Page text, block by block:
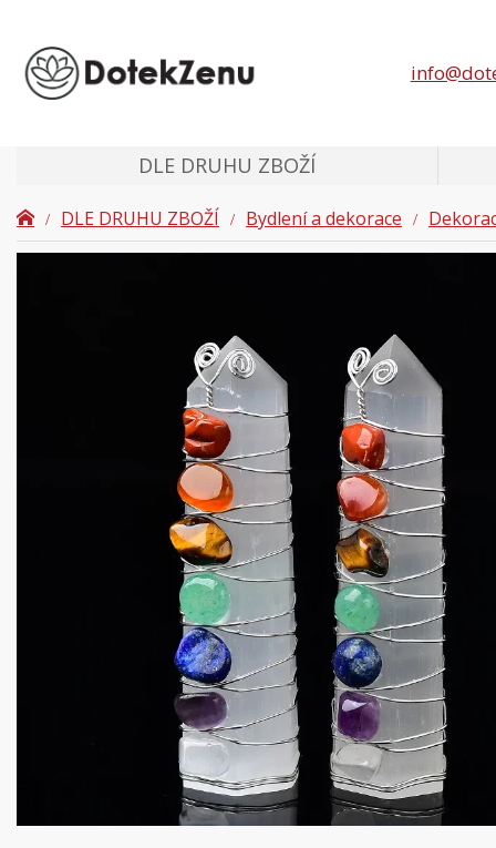
DLE DRUHU ZBOŽÍ
DLE DRUHU ZBOŽÍ Bydlení a dekorace